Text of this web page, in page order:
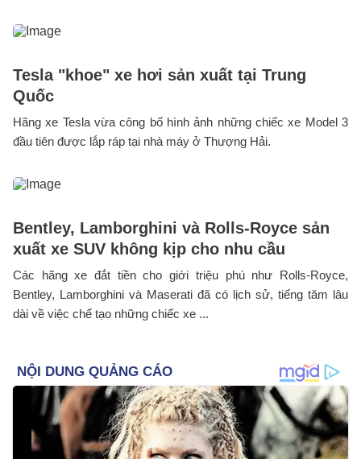
Tesla "khoe" xe hơi sản xuất tại Trung
Quốc
Hãng xe Tesla vừa công bố hình ảnh những chiếc xe Model 3
đầu tiên được lắp ráp tại nhà máy ở Thượng Hải.
Bentley, Lamborghini và Rolls-Royce sản
xuất xe SUV không kịp cho nhu cầu
Các hãng xe đắt tiền cho giới triệu phú như Rolls-Royce,
Bentley, Lamborghini và Maserati đã có lịch sử, tiếng tăm lâu
dài về việc chế tạo những chiếc xe ...